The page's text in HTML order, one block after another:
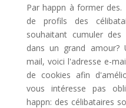
Par happn à former
de profils des
souhaitant cumuler
dans un grand amour?
mail, voici l'adresse e-
de cookies afin
vous intéresse pas
happn: des célibataires